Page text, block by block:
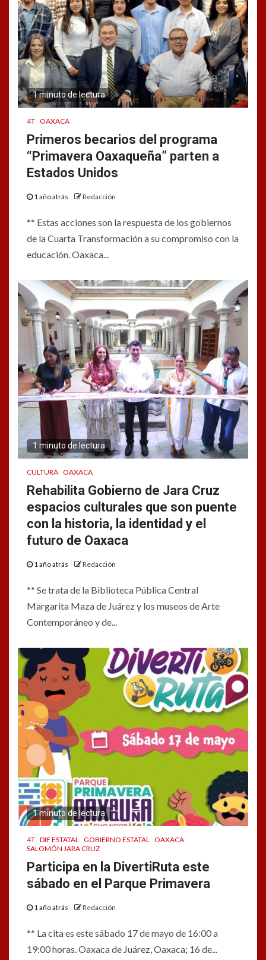
1 minuto de lectura
4T OAXACA
Primeros becarios del programa
“Primavera Oaxaqueña” parten a
Estados Unidos
1 año atrás Redacción
** Estas acciones son la respuesta de los gobiernos
de la Cuarta Transformación a su compromiso con la
educación. Oaxaca...
1 minuto de lectura
CULTURA OAXACA
Rehabilita Gobierno de Jara Cruz
espacios culturales que son puente
con la historia, la identidad y el
futuro de Oaxaca
1 año atrás Redacción
** Se trata de la Biblioteca Pública Central
Margarita Maza de Juárez y los museos de Arte
Contemporáneo y de...
1 minuto de lectura
4T DIF ESTATAL GOBIERNO ESTATAL OAXACA
SALOMÓN JARA CRUZ
Participa en la DivertiRuta este
sábado en el Parque Primavera
1 año atrás Redacción
** La cita es este sábado 17 de mayo de 16:00 a
19:00 horas. Oaxaca de Juárez, Oaxaca; 16 de...